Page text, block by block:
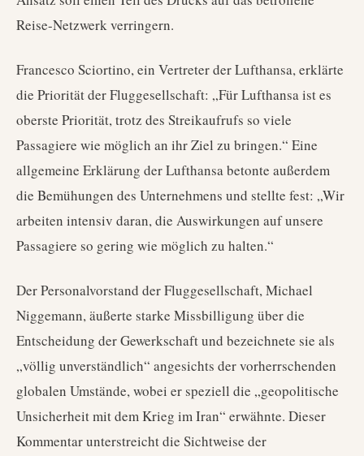
Reise-Netzwerk verringern.
Francesco Sciortino, ein Vertreter der Lufthansa, erklärte
die Priorität der Fluggesellschaft: „Für Lufthansa ist es
oberste Priorität, trotz des Streikaufrufs so viele
Passagiere wie möglich an ihr Ziel zu bringen.“ Eine
allgemeine Erklärung der Lufthansa betonte außerdem
die Bemühungen des Unternehmens und stellte fest: „Wir
arbeiten intensiv daran, die Auswirkungen auf unsere
Passagiere so gering wie möglich zu halten.“
Der Personalvorstand der Fluggesellschaft, Michael
Niggemann, äußerte starke Missbilligung über die
Entscheidung der Gewerkschaft und bezeichnete sie als
„völlig unverständlich“ angesichts der vorherrschenden
globalen Umstände, wobei er speziell die „geopolitische
Unsicherheit mit dem Krieg im Iran“ erwähnte. Dieser
Kommentar unterstreicht die Sichtweise der